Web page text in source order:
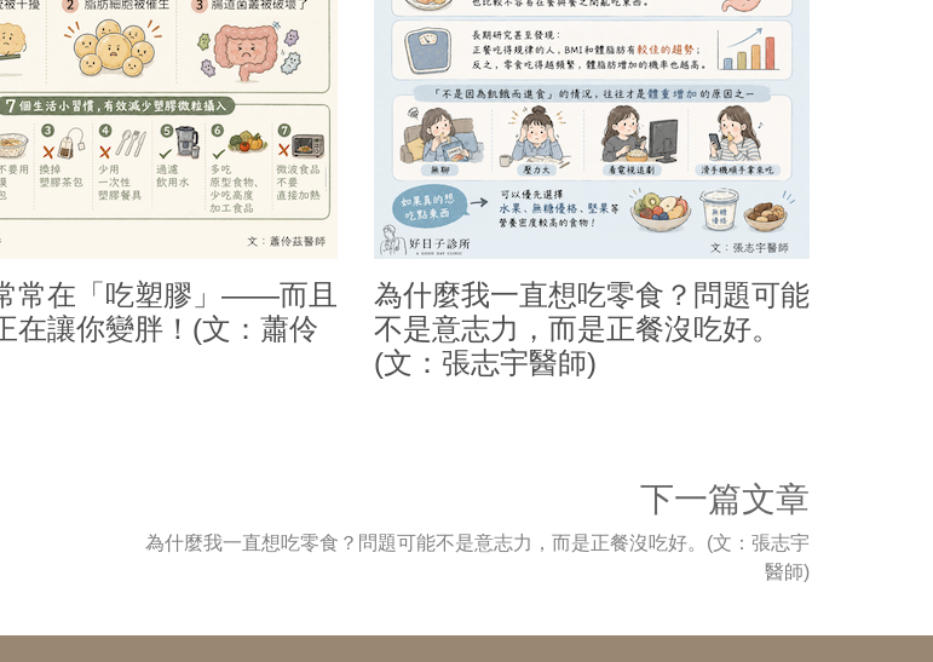
常在「吃塑膠」——而且
在讓你變胖！(文：蕭伶
為什麼我一直想吃零食？問題可能
不是意志力，而是正餐沒吃好。
(文：張志宇醫師)
下一篇文章
為什麼我一直想吃零食？問題可能不是意志力，而是正餐沒吃好。(文：張志宇
醫師)